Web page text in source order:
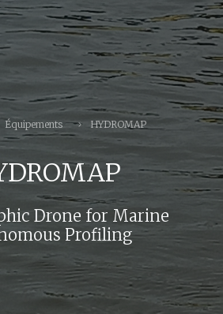
Équipements HYDROMAP
Drone for Marine
Profiling